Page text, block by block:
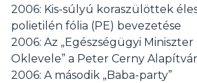
2006: Kis-súlyú koraszülöttek
polietilén fólia (PE) bevezetése
2006: Az „Egészségügyi
Oklevele” a Peter Cerny
2006: A második „Baba-party”